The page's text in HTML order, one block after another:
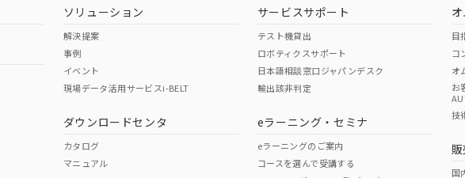
O
（日本
（アメリカ
この製品の規格認証/適合状況ページへ
その他の認証はこちらのページからご検索ください
ソリューション
解決提案
事例
イベント
現場データ活用サービスi-BELT
ダウンロードセンタ
カタログ
マニュアル
サービスサポート
テスト機貸出
ロボティクスサポート
日本語相談窓口ジャパンデスク
輸出該非判定
eラーニング・セミナ
eラーニングのご案内
コースを選んで受講する
目
コ
オ
お
技
国